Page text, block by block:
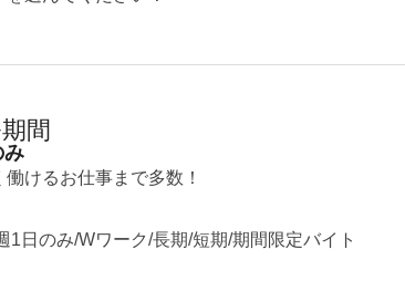
間
み
働けるお仕事まで多数！
1日のみ/Wワーク/長期/短期/期間限定バイト